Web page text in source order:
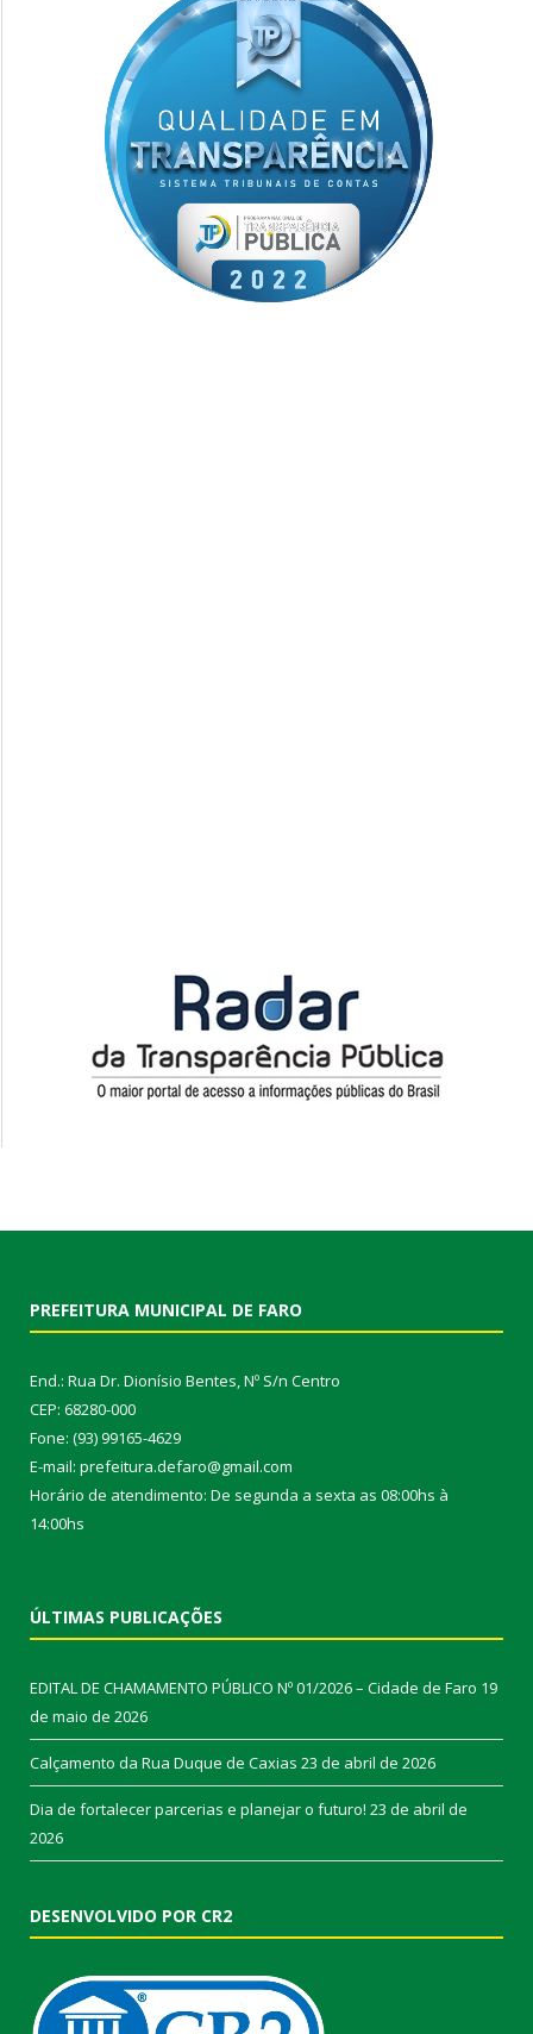
PREFEITURA MUNICIPAL DE FARO
End.: Rua Dr. Dionísio Bentes, Nº S/n Centro
CEP: 68280-000
Fone: (93) 99165-4629
E-mail: prefeitura.defaro@gmail.com
Horário de atendimento: De segunda a sexta as 08:00hs à
14:00hs
ÚLTIMAS PUBLICAÇÕES
EDITAL DE CHAMAMENTO PÚBLICO Nº 01/2026 – Cidade de Faro 19
de maio de 2026
Calçamento da Rua Duque de Caxias 23 de abril de 2026
Dia de fortalecer parcerias e planejar o futuro! 23 de abril de
2026
DESENVOLVIDO POR CR2